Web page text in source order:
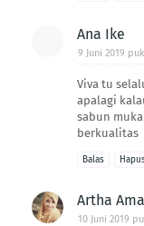
Ana Ike
9 Juni 2019
Viva tu
apalagi
sabun
berkualitas
Balas
Artha
10 Juni 2019